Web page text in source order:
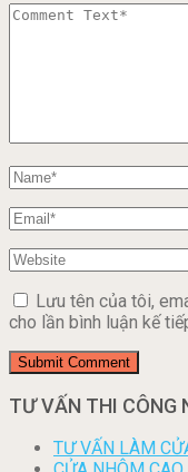
Lưu tên của tôi,
cho lần bình luận kế
TƯ VẤN THI CÔNG
TƯ VẤN LÀM